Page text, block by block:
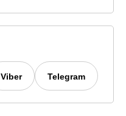
Viber Telegram